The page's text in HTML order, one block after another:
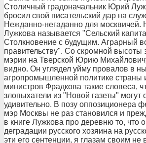
Столичный градоначальник Юрий
бросил свой писательский дар на
Нежданно-негаданно для москвичей.
Лужкова называется "Сельский
Столкновение с будущим. Аграрный
правительству". Со скромной высоты
мэрии на Тверской Юрию
видно. Он углядел уйму провалов в
агропромышленной политике страны
министров Фрадкова такие словеса,
злопыхатели из "Новой газеты" могут
удивительно. В позу оппозиционера
мэр Москвы не раз становился и
в книге Лужкова про деревню то, что
деградации русского хозяина на
эти его сентенции, я глазам своим не